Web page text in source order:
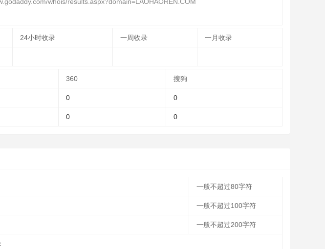
24小时收录 一周收录 一月收录
360 搜狗
0 0
0 0
一般不超过80字符
一般不超过100字符
一般不超过200字符